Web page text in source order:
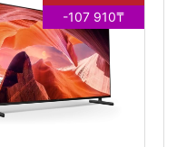
-107 910₸